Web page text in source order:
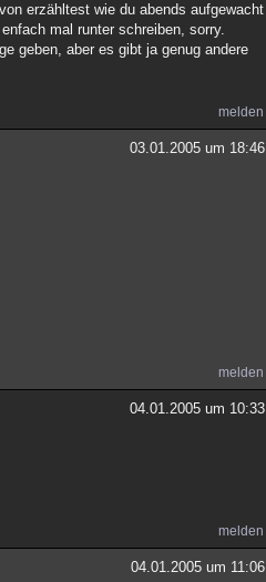
erzähltest wie du abends aufgewacht
mal runter schreiben, sorry.
geben, aber es gibt ja genug andere
melden
03.01.2005 um 18:46
melden
04.01.2005 um 10:33
melden
04.01.2005 um 11:06